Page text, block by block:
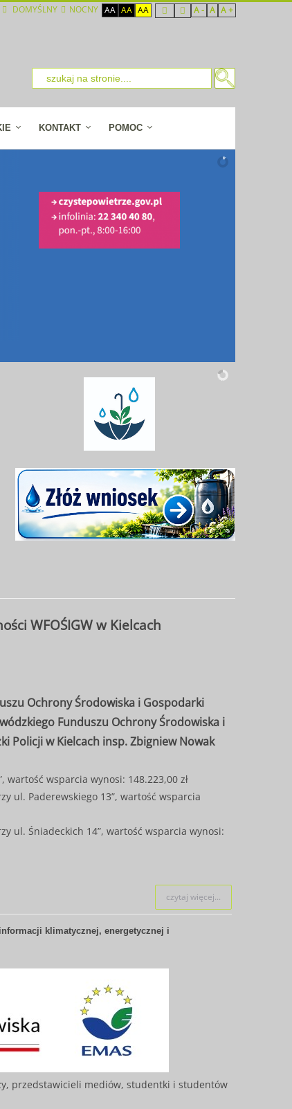
DOMYŚLNY NOCNY AA AA AA A - A A +
KONTAKT POMOC
WFOŚIGW w Kielcach
Ochrony Środowiska i Gospodarki
Funduszu Ochrony Środowiska i
Policji w Kielcach insp. Zbigniew Nowak
wartość wsparcia wynosi: 148.223,00 zł
ul. Paderewskiego 13”, wartość wsparcia
ul. Śniadeckich 14”, wartość wsparcia wynosi:
czytaj więcej...
klimatycznej, energetycznej i
przedstawicieli mediów, studentki i studentów